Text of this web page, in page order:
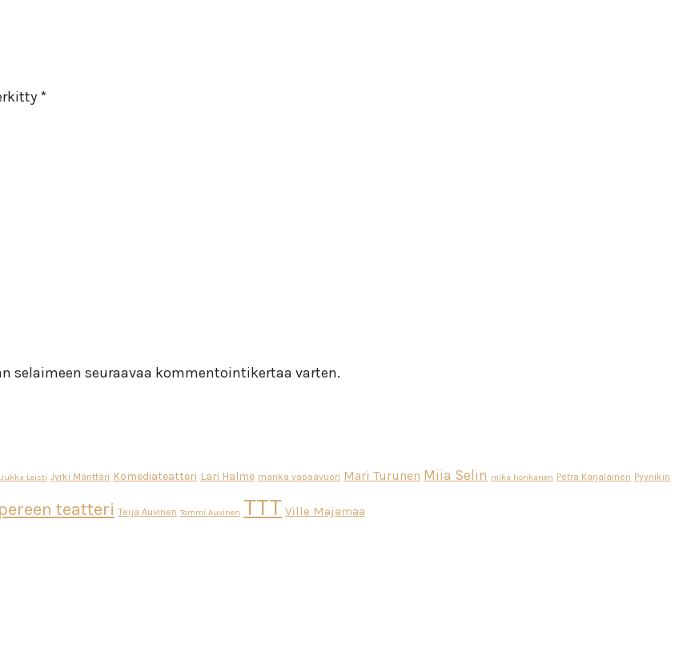
*
selaimeen seuraavaa kommentointikertaa varten.
Jukka Leisti Jyrki Mänttäri Komediateatteri Lari Halme marika vapaavuori Mari Turunen Miia Selin mika honkanen Petra Karjalainen Pyynikin
teatteri Teija Auvinen Tommi Auvinen TTT Ville Majamaa